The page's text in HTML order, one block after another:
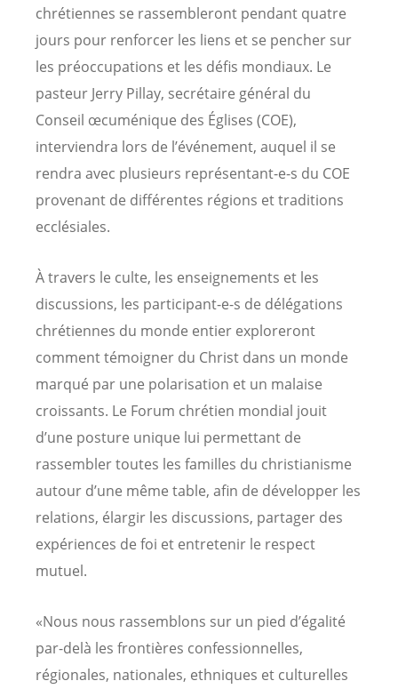
chrétiennes se rassembleront pendant quatre
jours pour renforcer les liens et se pencher sur
les préoccupations et les défis mondiaux. Le
pasteur Jerry Pillay, secrétaire général du
Conseil œcuménique des Églises (COE),
interviendra lors de l’événement, auquel il se
rendra avec plusieurs représentant-e-s du COE
provenant de différentes régions et traditions
ecclésiales.
À travers le culte, les enseignements et les
discussions, les participant-e-s de délégations
chrétiennes du monde entier exploreront
comment témoigner du Christ dans un monde
marqué par une polarisation et un malaise
croissants. Le Forum chrétien mondial jouit
d’une posture unique lui permettant de
rassembler toutes les familles du christianisme
autour d’une même table, afin de développer les
relations, élargir les discussions, partager des
expériences de foi et entretenir le respect
mutuel.
«Nous nous rassemblons sur un pied d’égalité
par-delà les frontières confessionnelles,
régionales, nationales, ethniques et culturelles